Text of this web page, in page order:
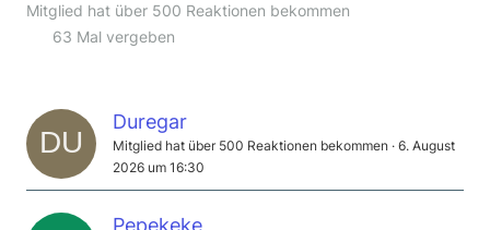
Mitglied hat über 500 Reaktionen bekommen
63 Mal vergeben
Duregar
Mitglied hat über 500 Reaktionen bekommen
6. August
2026 um 16:30
Pepekeke